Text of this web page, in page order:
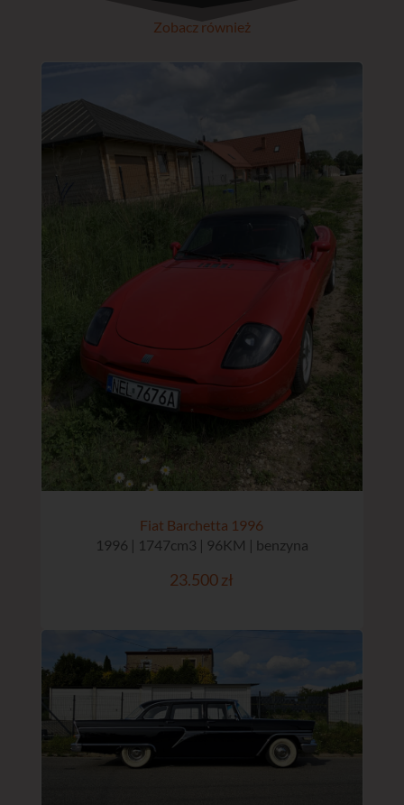
Zobacz również
Fiat Barchetta 1996
1996 | 1747cm3 | 96KM | benzyna
23.500 zł